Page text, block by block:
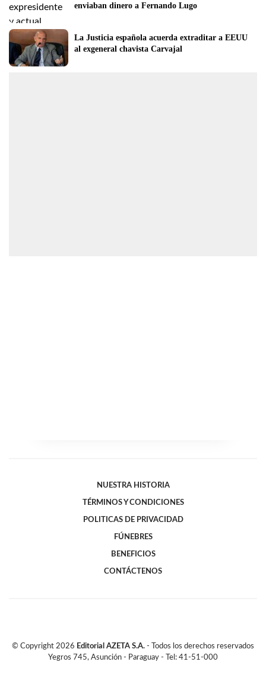
enviaban dinero a Fernando Lugo
La Justicia española acuerda extraditar a EEUU
NUESTRA HISTORIA
TÉRMINOS Y CONDICIONES
POLITICAS DE PRIVACIDAD
FÚNEBRES
BENEFICIOS
CONTÁCTENOS
© Copyright 2026 Editorial AZETA S.A. - Todos los derechos reservados
Yegros 745, Asunción - Paraguay - Tel: 41-51-000